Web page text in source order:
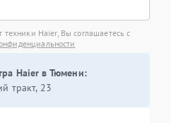
техники Haier, Вы соглашаетесь с
Haier в Тюмени:
тракт, 23